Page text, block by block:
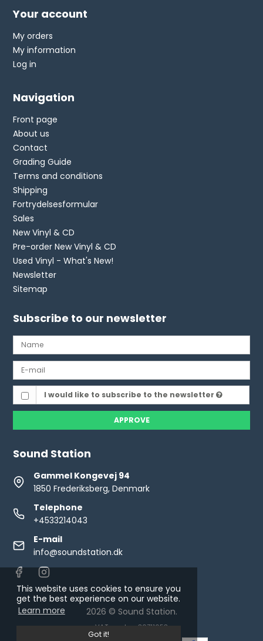
This website uses cookies to ensure you
get the best experience on our website.
Learn more
Got it!
Your account
My orders
My information
Log in
Navigation
Front page
About us
Contact
Grading Guide
Terms and conditions
Shipping
Fortrydelsesformular
Sales
New Vinyl & CD
Pre-order New Vinyl & CD
Used Vinyl - What's New!
Newsletter
Sitemap
Subscribe to our newsletter
I would like to subscribe to the newsletter
APPROVE
Sound Station
Gammel Kongevej 94
1850 Frederiksberg, Denmark
Telephone
+4533214043
E-mail
info@soundstation.dk
2026 © Sound Station.
VAT number: 30711653